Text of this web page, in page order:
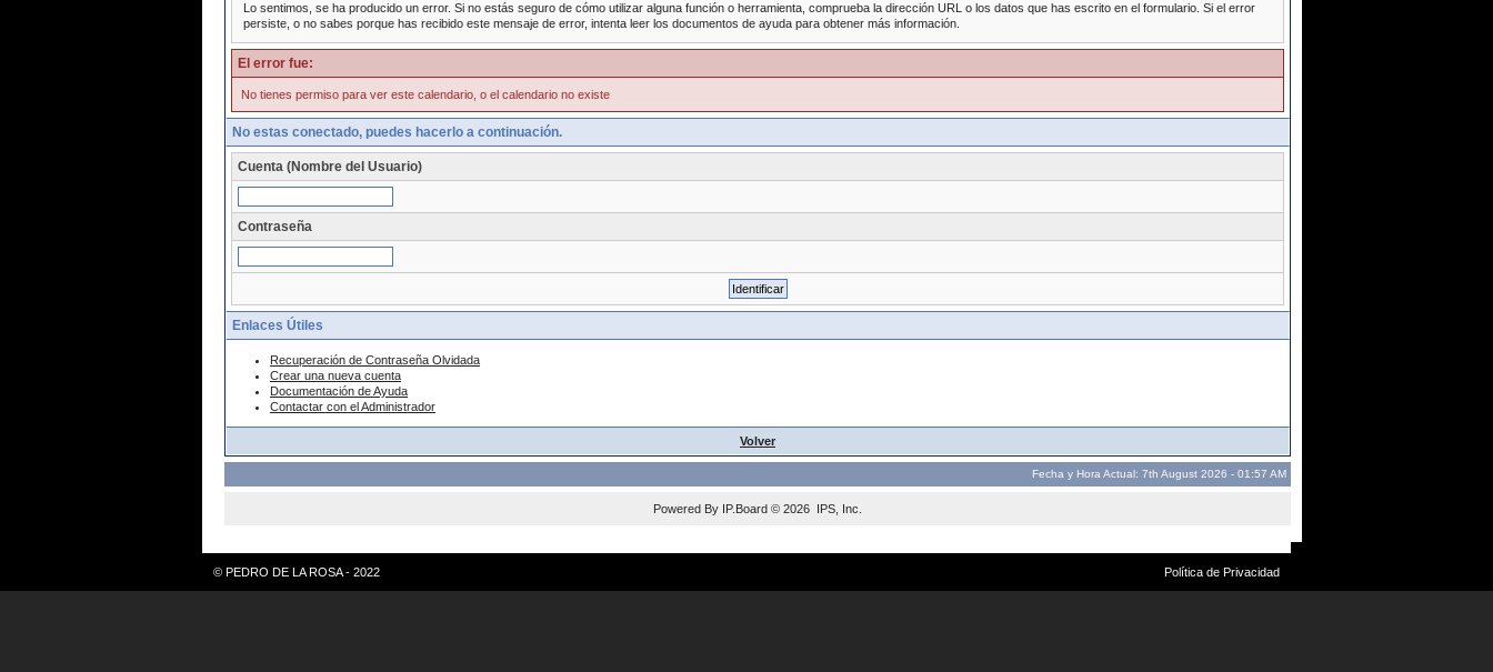
Lo sentimos, se ha producido un error. Si no estás seguro de cómo utilizar alguna función o herramienta, comprueba la dirección URL o los datos que has escrito en el formulario. Si el error
persiste, o no sabes porque has recibido este mensaje de error, intenta leer los documentos de ayuda para obtener más información.
El error fue:
No tienes permiso para ver este calendario, o el calendario no existe
No estas conectado, puedes hacerlo a continuación.
Cuenta (Nombre del Usuario)
Contraseña
Enlaces Útiles
Recuperación de Contraseña Olvidada
Crear una nueva cuenta
Documentación de Ayuda
Contactar con el Administrador
Volver
Fecha y Hora Actual: 7th August 2026 - 01:57 AM
Powered By IP.Board © 2026 IPS, Inc
© PEDRO DE LA ROSA - 2022 Política de Privacidad